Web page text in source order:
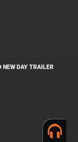
DAY TRAILER